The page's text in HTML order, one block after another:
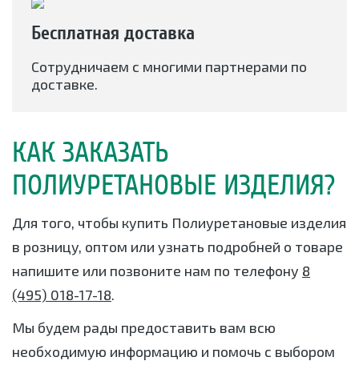
Бесплатная доставка
Сотрудничаем с многими партнерами по
доставке.
КАК ЗАКАЗАТЬ
ПОЛИУРЕТАНОВЫЕ ИЗДЕЛИЯ?
Для того, чтобы купить Полиуретановые изделия
в розницу, оптом или узнать подробней о товаре
напишите или позвоните нам по телефону 8
(495) 018-17-18.
Мы будем рады предоставить вам всю
необходимую информацию и помочь с выбором